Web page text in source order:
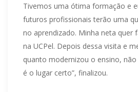
Tivemos uma ótima formação e
futuros profissionais terão uma
no aprendizado. Minha neta quer
na UCPel. Depois dessa visita e
quanto modernizou o ensino,
é o lugar certo”, finalizou.